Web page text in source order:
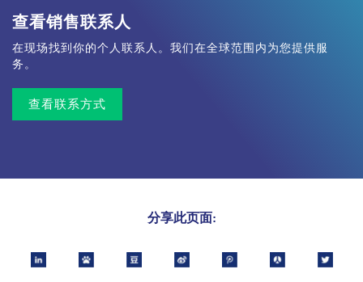
查看销售联系人
在现场找到你的个人联系人。我们在全球范围内为您提供服
务。
查看联系方式
分享此页面: